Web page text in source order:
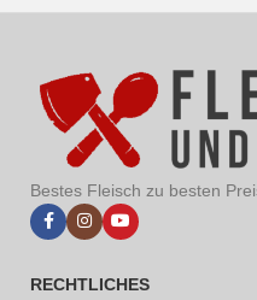
Bestes Fleisch zu besten
RECHTLICHES